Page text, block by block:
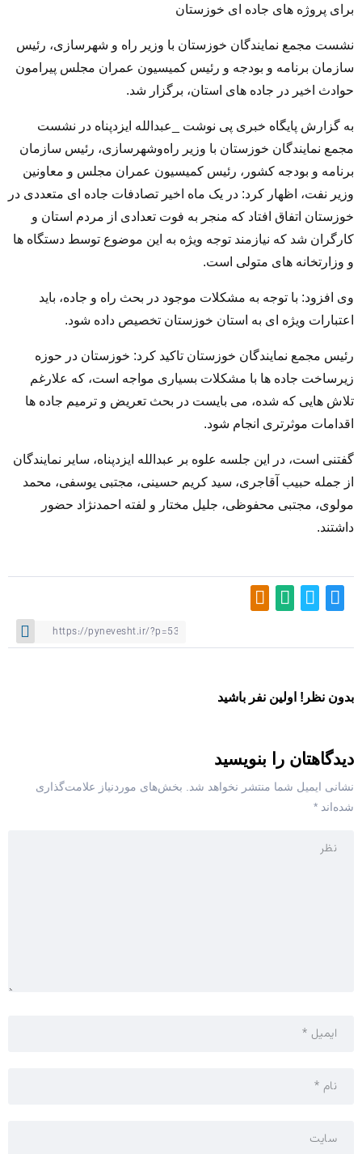
برای پروژه های جاده ای خوزستان
نشست مجمع نمایندگان خوزستان با وزیر راه و شهرسازی، رئیس
سازمان برنامه و بودجه و رئیس کمیسیون عمران مجلس پیرامون
حوادث اخیر در جاده های استان، برگزار شد.
به گزارش پایگاه خبری پی نوشت _عبدالله ایزدپناه در نشست
مجمع نمایندگان خوزستان با وزیر راه‌وشهرسازی، رئیس سازمان
برنامه و بودجه کشور، رئیس کمیسیون عمران مجلس و معاونین
وزیر نفت، اظهار کرد: در یک ماه اخیر تصادفات جاده ای متعددی در
خوزستان اتفاق افتاد که منجر به فوت تعدادی از مردم استان و
کارگران شد که نیازمند توجه ویژه به این موضوع توسط دستگاه ها
و وزارتخانه های متولی است.
وی افزود: با توجه به مشکلات موجود در بحث راه و جاده، باید
اعتبارات ویژه ای به استان خوزستان تخصیص داده شود.
رئیس مجمع نمایندگان خوزستان تاکید کرد: خوزستان در حوزه
زیرساخت جاده ها با مشکلات بسیاری مواجه است، که علارغم
تلاش هایی که شده، می بایست در بحث تعریض و ترمیم جاده ها
اقدامات موثرتری انجام شود.
گفتنی است، در این جلسه علوه بر عبدالله ایزدپناه، سایر نمایندگان
از جمله حبیب آقاجری، سید کریم حسینی، مجتبی یوسفی، محمد
مولوی، مجتبی محفوظی، جلیل مختار و لفته احمدنژاد حضور
داشتند.
بدون نظر! اولین نفر باشید
دیدگاهتان را بنویسید
نشانی ایمیل شما منتشر نخواهد شد.
بخش‌های موردنیاز علامت‌گذاری
شده‌اند *